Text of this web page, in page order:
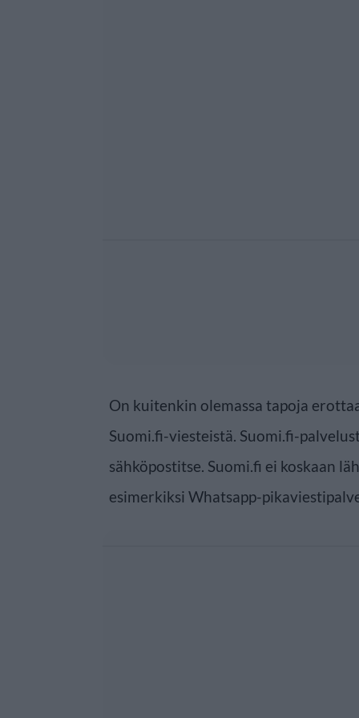
On kuitenkin olemassa tapoja
Suomi.fi-viesteistä. Suomi.fi-
sähköpostitse. Suomi.fi ei koskaan
esimerkiksi Whatsapp-